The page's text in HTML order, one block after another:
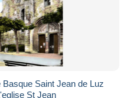
Saint Jean de Luz
St Jean